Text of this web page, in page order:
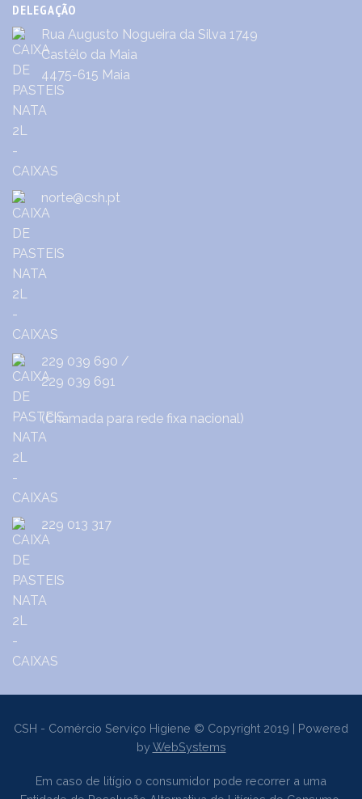
DELEGAÇÃO
Rua Augusto Nogueira da Silva 1749
Castêlo da Maia
4475-615 Maia
norte@csh.pt
229 039 690 /
229 039 691
(Chamada para rede fixa nacional)
229 013 317
CSH - Comércio Serviço Higiene © Copyright 2019 | Powered
byWebSystems
Em caso de litígio o consumidor pode recorrer a uma